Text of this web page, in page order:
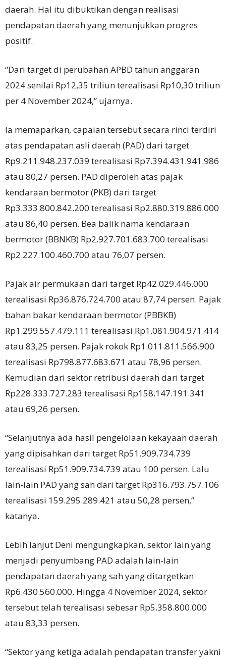
daerah. Hal itu dibuktikan dengan realisasi
pendapatan daerah yang menunjukkan progres
positif.
“Dari target di perubahan APBD tahun anggaran
2024 senilai Rp12,35 triliun terealisasi Rp10,30 triliun
per 4 November 2024,” ujarnya.
Ia memaparkan, capaian tersebut secara rinci terdiri
atas pendapatan asli daerah (PAD) dari target
Rp9.211.948.237.039 terealisasi Rp7.394.431.941.986
atau 80,27 persen. PAD diperoleh atas pajak
kendaraan bermotor (PKB) dari target
Rp3.333.800.842.200 terealisasi Rp2.880.319.886.000
atau 86,40 persen. Bea balik nama kendaraan
bermotor (BBNKB) Rp2.927.701.683.700 terealisasi
Rp2.227.100.460.700 atau 76,07 persen.
Pajak air permukaan dari target Rp42.029.446.000
terealisasi Rp36.876.724.700 atau 87,74 persen. Pajak
bahan bakar kendaraan bermotor (PBBKB)
Rp1.299.557.479.111 terealisasi Rp1.081.904.971.414
atau 83,25 persen. Pajak rokok Rp1.011.811.566.900
terealisasi Rp798.877.683.671 atau 78,96 persen.
Kemudian dari sektor retribusi daerah dari target
Rp228.333.727.283 terealisasi Rp158.147.191.341
atau 69,26 persen.
“Selanjutnya ada hasil pengelolaan kekayaan daerah
yang dipisahkan dari target Rp51.909.734.739
terealisasi Rp51.909.734.739 atau 100 persen. Lalu
lain-lain PAD yang sah dari target Rp316.793.757.106
terealisasi 159.295.289.421 atau 50,28 persen,”
katanya.
Lebih lanjut Deni mengungkapkan, sektor lain yang
menjadi penyumbang PAD adalah lain-lain
pendapatan daerah yang sah yang ditargetkan
Rp6.430.560.000. Hingga 4 November 2024, sektor
tersebut telah terealisasi sebesar Rp5.358.800.000
atau 83,33 persen.
“Sektor yang ketiga adalah pendapatan transfer yakni